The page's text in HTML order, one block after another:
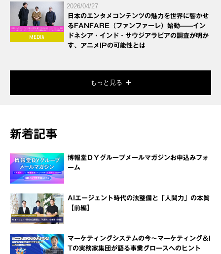
2026/04/27
日本のエンタメコンテンツの魅力を世界に響かせ
るFANFARE（ファンファーレ）始動——イン
ドネシア・インド・サウジアラビアの調査が明か
す、アニメIPの可能性とは
もっと見る
新着記事
博報堂ＤＹグループメールマガジンお申込みフォ
ーム
AIエージェント時代の法整備と「人間力」の本質
【前編】
マーケティングシステムの今～マーケティング＆I
Tの実務家集団が語る事業グロースへのヒント